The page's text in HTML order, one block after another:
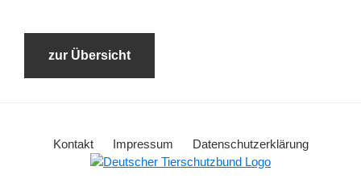
zur Übersicht
Kontakt Impressum Datenschutzerklärung